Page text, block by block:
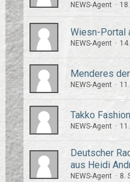
NEWS-Agent
Wiesn-Portal
NEWS-Agent
Menderes
NEWS-Agent
Takko
NEWS-Agent
Deutscher
aus Heidi
NEWS-Agent 8.